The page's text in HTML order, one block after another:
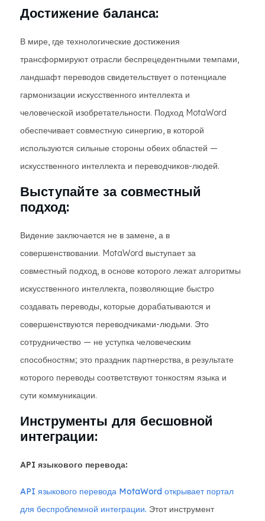
Достижение баланса:
В мире, где технологические достижения
трансформируют отрасли беспрецедентными темпами,
ландшафт переводов свидетельствует о потенциале
гармонизации искусственного интеллекта и
человеческой изобретательности. Подход MotaWord
обеспечивает совместную синергию, в которой
используются сильные стороны обеих областей —
искусственного интеллекта и переводчиков-людей.
Выступайте за совместный
подход:
Видение заключается не в замене, а в
совершенствовании. MotaWord выступает за
совместный подход, в основе которого лежат алгоритмы
искусственного интеллекта, позволяющие быстро
создавать переводы, которые дорабатываются и
совершенствуются переводчиками-людьми. Это
сотрудничество — не уступка человеческим
способностям; это праздник партнерства, в результате
которого переводы соответствуют тонкостям языка и
сути коммуникации.
Инструменты для бесшовной
интеграции:
API языкового перевода:
API языкового перевода MotaWord открывает портал
для беспроблемной интеграции. Этот инструмент